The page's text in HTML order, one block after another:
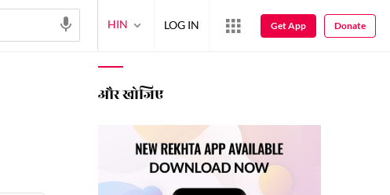
और खोजिए
HIN LOG IN Get App Donate